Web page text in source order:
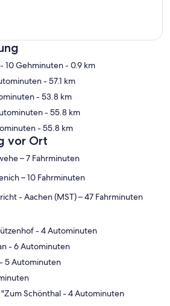
Karte
- 10 Gehminuten- 0.9 km
- 57.1 km
- 53.8 km
- 55.8 km
- 55.8 km
vor Ort
– 7 Fahrminuten
– 10 Fahrminuten
- Aachen (MST) – 47 Fahrminuten
‪Hotel Restaurant Schützenhof - ‬4 Autominuten
‪Restaurant Mediterran - ‬6 Autominuten
‪Eiscafe La Dolce Vita - ‬5 Autominuten
Autominuten
‪Erlebnisgastronomie "Zum Schönthal - ‬4 Autominuten